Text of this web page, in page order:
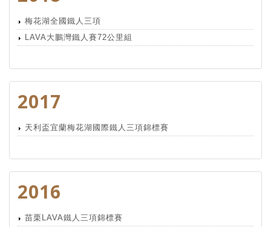
梅花湖全國鐵人三項
LAVA大鵬灣鐵人賽72公里組
2017
天利盃宜蘭梅花湖國際鐵人三項錦標賽
2016
苗栗LAVA鐵人三項錦標賽